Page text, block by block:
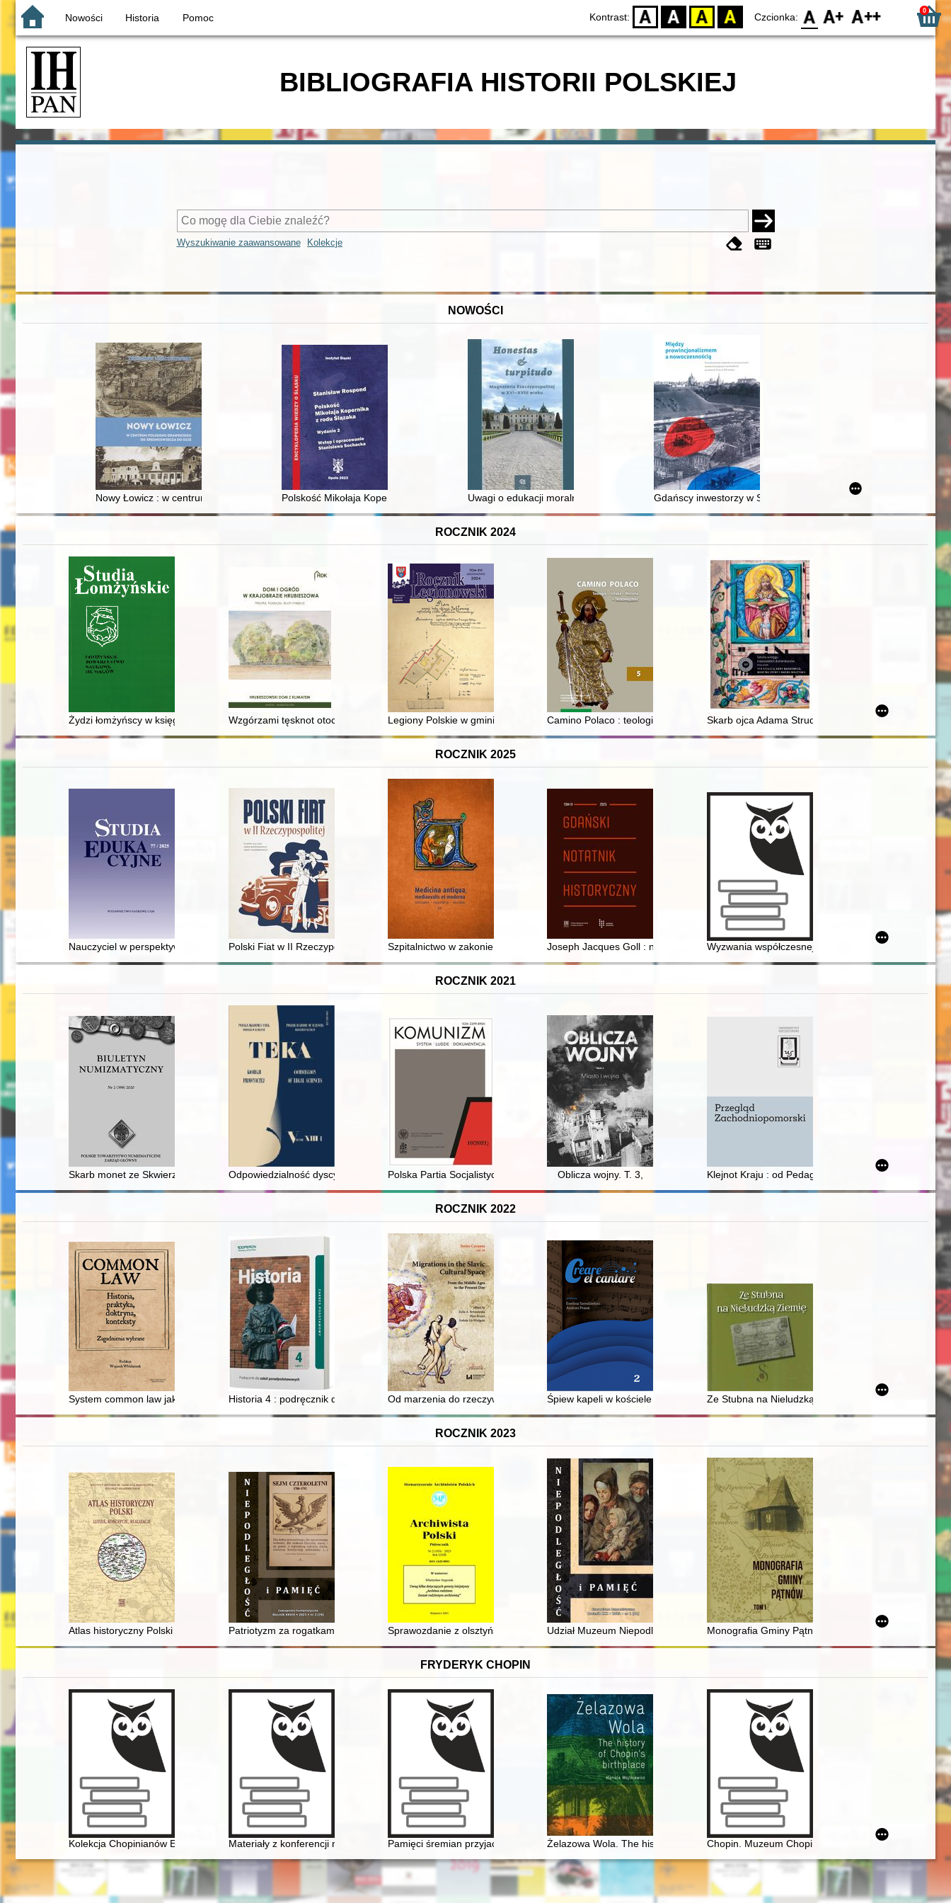
Nowości Historia Pomoc Kontrast: D BW YB BY Czcionka: F0 F1 F2 0
BIBLIOGRAFIA HISTORII POLSKIEJ
Wyszukiwanie zaawansowane Kolekcje
NOWOŚCI
Nowy Łowicz : w centrum poligonu drawskiego od średniowiecza do dziś
Polskość Mikołaja Kopernika z rodu ŚlązakaUwagi o edukacji moralnej synów szlacheckich w XVI-wiecznej Rzeczypospolitej
Gdańscy inwestorzy w Sopocie : prestiż finansowy i towarzyski
ROCZNIK 2024
Żydzi łomżyńscy w księgach metrykalnych z lat 1827-1843Wzgórzami tęsknot otoczony, zakwita ogród niezbadany, zaczarowany..." ogrody przy zabytkowych domach w Hrubieszowie
Legiony Polskie w gminie Nieporęt 1917-1918 - recenzja]Camino Polaco : teologia - sztuka - historia - teraźniejszość. T. 5
Skarb ojca Adama Strudzińskiego" : zespół
ROCZNIK 2025
Nauczyciel w perspektywie czasopisma "Kościół i Szkoła" (1846-1848)Polski Fiat w II Rzeczypospolitej : historia Fiata na ziemiach polskich od początku wieku do 1939 roku
Szpitalnictwo w zakonie świętego Jana Jerozolimskiego w średniowieczu
Joseph Jacques Goll : nieznany dowódca inżynierów napoleońskiej twierdzy Gdańsk
Wyzwania współczesnej biografistyki historycznej w
ROCZNIK 2021
Skarb monet ze Skwierzyny (po 1460/1466 r.)Odpowiedzialność dyscyplinarna pośredników ubezpieczeniowych w okresie dwudziestolecia międzywojennego w Polsce
Polska Partia Socjalistyczna wobec problemów życia społecznego w powiecie kołobrzeskim w pierwszych miesiącach
Oblicza wojny. T. 3, Klejnot Kraju : od Pedagogium do Gimnazjum
ROCZNIK 2022
System common law jako źródło wojny secesyjnejHistoria 4 : podręcznik dla szkół ponadpodstawowych : zakres podstawowy. Cz. 1,
Od marzenia do rzeczywistości : emigracje i emigranci w kinie bułgarskim
Śpiew kapeli w kościele czerwińskim w pierwszej połowie XIX wieku
Ze Stubna na Nieludzką Ziemię
ROCZNIK 2023
Atlas historyczny Polski : ludzie, koncepcje, realizacjePatriotyzm za rogatkami wielkiego miasta, czyli Peowiacy z Jabłonnej, Chotomowa, Krubina i Wieliszewa
Sprawozdanie z olsztyńskiej części Światowego Kongresu Kopernikańskiego, Olsztyn 21–24 czerwca 2023 r
Udział Muzeum Niepodległości w Warszawie w obchodach 160. rocznicy bitwy pod
Monografia Gminy Pątnów. T. 1 : opracowanie
FRYDERYK CHOPIN
Kolekcja Chopinianów Edourda Ganche'a w KrakowieMateriały z konferencji naukowej "Twórczość naukowa i muzyczna Oskara Kolberga inspiracją współczesnych działań etnograficznych, folklorystycznych i
Pamięci śremian przyjaciół Fryderyka Chopina oraz miłośników jego muzyki]
Żelazowa Wola. The history of Chopin's birthplaceChopin. Muzeum Chopina. Chopin Museum